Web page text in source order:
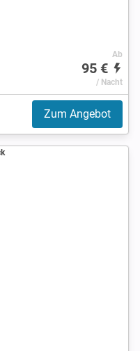
Ab
95 €
/ Nacht
Zum Angebot